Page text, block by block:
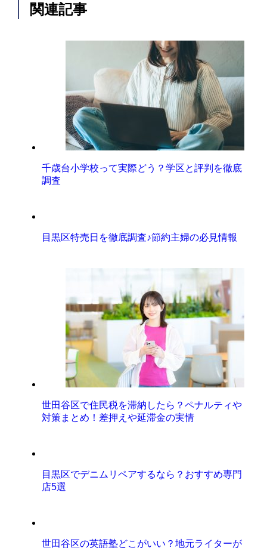
関連記事
千歳台小学校って実際どう？学区と評判を徹底
調査
目黒区特売日を徹底調査♪節約主婦の必見情報
世田谷区で住民税を滞納したら？ペナルティや
対策まとめ！差押えや延滞金の実情
目黒区でデニムリペアするなら？おすすめ専門
店5選
世田谷区の英語塾どこがいい？地元ライターが